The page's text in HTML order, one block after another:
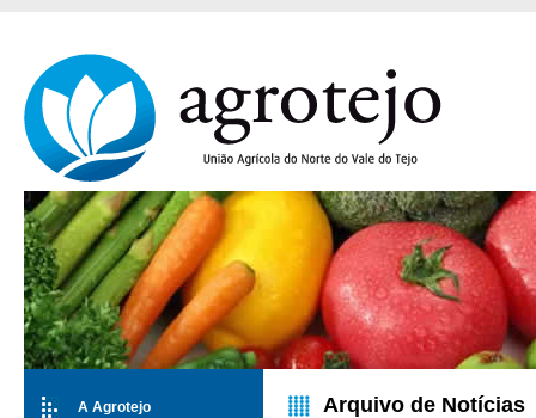
A Agrotejo Arquivo de Notícias